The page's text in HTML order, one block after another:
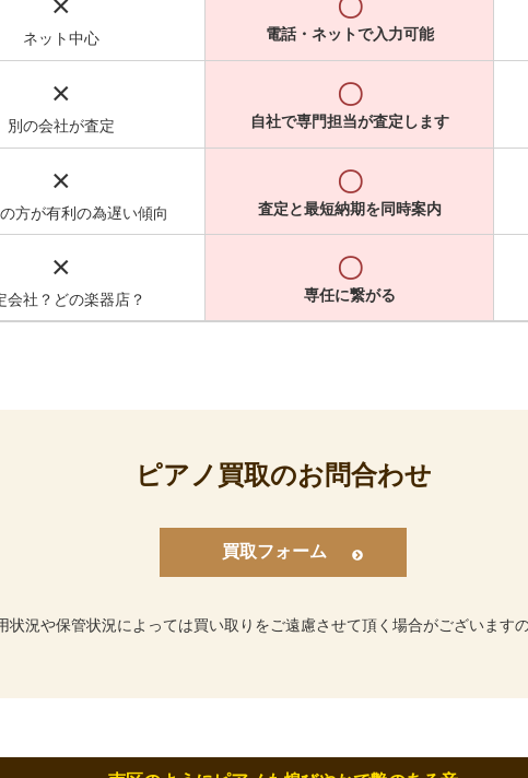
ネット中心
〇
電話・ネットで入力可能
×
別の会社が査定
〇
自社で専門担当が査定します
×
方が有利の為遅い傾向
〇
査定と最短納期を同時案内
×
会社？どの楽器店？
〇
専任に繋がる
ピアノ買取のお問合わせ
買取フォーム
状況や保管状況によっては買い取りをご遠慮させて頂く場合がございます